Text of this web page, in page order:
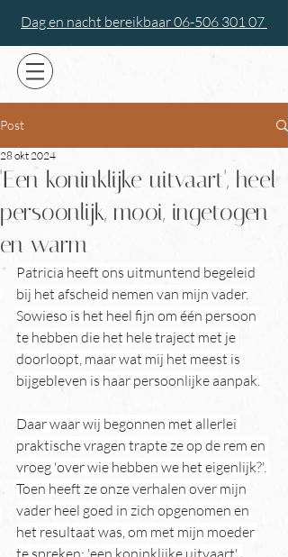
Dag en nacht bereikbaar 06-506 301 07
Post
'Een koninklijke uitvaart', heel
persoonlijk, mooi, ingetogen
en warm
28 okt 2024
Patricia heeft ons uitmuntend begeleid
bij het afscheid nemen van mijn vader.
Sowieso is het heel fijn om één persoon
te hebben die het hele traject met je
doorloopt, maar wat mij het meest is
bijgebleven is haar persoonlijke aanpak.
Daar waar wij begonnen met allerlei
praktische vragen trapte ze op de rem en
vroeg 'over wie hebben we het eigenlijk?'.
Toen heeft ze onze verhalen over mijn
vader heel goed in zich opgenomen en
het resultaat was, om met mijn moeder
te spreken: 'een koninklijke uitvaart'.